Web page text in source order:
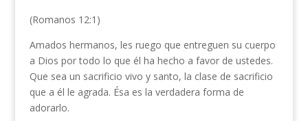
(Romanos 12:1)
Amados hermanos, les ruego que entreguen su cuerpo
a Dios por todo lo que él ha hecho a favor de ustedes.
Que sea un sacrificio vivo y santo, la clase de sacrificio
que a él le agrada. Ésa es la verdadera forma de
adorarlo.